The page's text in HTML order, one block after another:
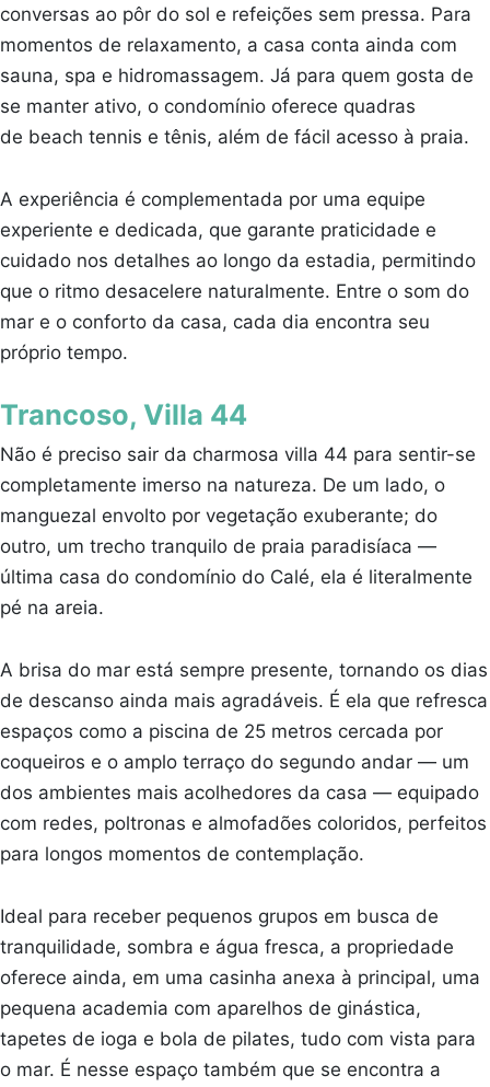
conversas ao pôr do sol e refeições sem pressa. Para
momentos de relaxamento, a casa conta ainda com
sauna, spa e hidromassagem. Já para quem gosta de
se manter ativo, o condomínio oferece quadras
de beach tennis e tênis, além de fácil acesso à praia.
A experiência é complementada por uma equipe
experiente e dedicada, que garante praticidade e
cuidado nos detalhes ao longo da estadia, permitindo
que o ritmo desacelere naturalmente. Entre o som do
mar e o conforto da casa, cada dia encontra seu
próprio tempo.
Trancoso, Villa 44
Não é preciso sair da charmosa villa 44 para sentir-se
completamente imerso na natureza. De um lado, o
manguezal envolto por vegetação exuberante; do
outro, um trecho tranquilo de praia paradisíaca —
última casa do condomínio do Calé, ela é literalmente
pé na areia.
A brisa do mar está sempre presente, tornando os dias
de descanso ainda mais agradáveis. É ela que refresca
espaços como a piscina de 25 metros cercada por
coqueiros e o amplo terraço do segundo andar — um
dos ambientes mais acolhedores da casa — equipado
com redes, poltronas e almofadões coloridos, perfeitos
para longos momentos de contemplação.
Ideal para receber pequenos grupos em busca de
tranquilidade, sombra e água fresca, a propriedade
oferece ainda, em uma casinha anexa à principal, uma
pequena academia com aparelhos de ginástica,
tapetes de ioga e bola de pilates, tudo com vista para
o mar. É nesse espaço também que se encontra a